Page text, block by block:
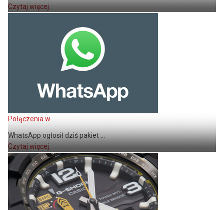
Czytaj więcej
Połączenia w ...
WhatsApp ogłosił dziś pakiet ...
Czytaj więcej